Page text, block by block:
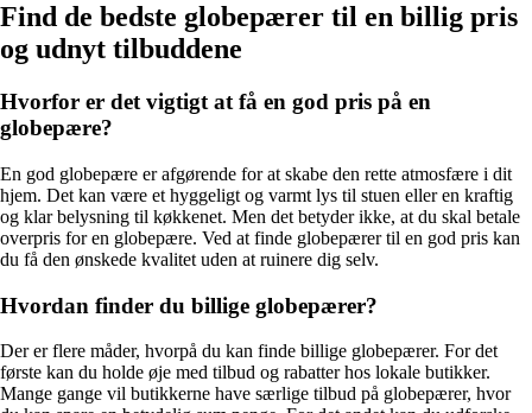
Find de bedste globepærer til en billig pris
og udnyt tilbuddene
Hvorfor er det vigtigt at få en god pris på en
globepære?
En god globepære er afgørende for at skabe den rette atmosfære i dit
hjem. Det kan være et hyggeligt og varmt lys til stuen eller en kraftig
og klar belysning til køkkenet. Men det betyder ikke, at du skal betale
overpris for en globepære. Ved at finde globepærer til en god pris kan
du få den ønskede kvalitet uden at ruinere dig selv.
Hvordan finder du billige globepærer?
Der er flere måder, hvorpå du kan finde billige globepærer. For det
første kan du holde øje med tilbud og rabatter hos lokale butikker.
Mange gange vil butikkerne have særlige tilbud på globepærer, hvor